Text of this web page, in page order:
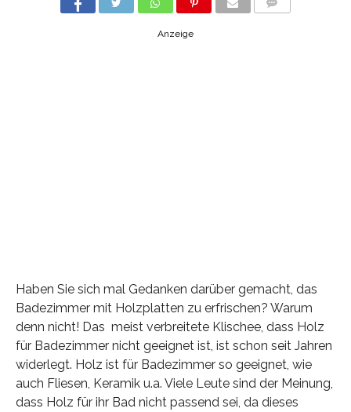
Anzeige
Haben Sie sich mal Gedanken darüber gemacht, das
Badezimmer mit Holzplatten zu erfrischen? Warum
denn nicht! Das meist verbreitete Klischee, dass Holz
für Badezimmer nicht geeignet ist, ist schon seit Jahren
widerlegt. Holz ist für Badezimmer so geeignet, wie
auch Fliesen, Keramik u.a. Viele Leute sind der Meinung,
dass Holz für ihr Bad nicht passend sei, da dieses